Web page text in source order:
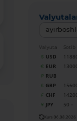
Valyuta Sotib
USD
EUR
RUB
GBP
CHF
JPY
50
Kurs 06.08.2026